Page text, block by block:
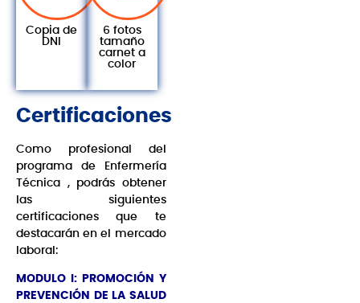
Copia de
DNI
6 fotos
tamaño
carnet a
color
Certificaciones
Como profesional del
programa de Enfermería
Técnica , podrás obtener
las siguientes
certificaciones que te
destacarán en el mercado
laboral:
MODULO I: PROMOCIÓN Y
PREVENCIÓN DE LA SALUD